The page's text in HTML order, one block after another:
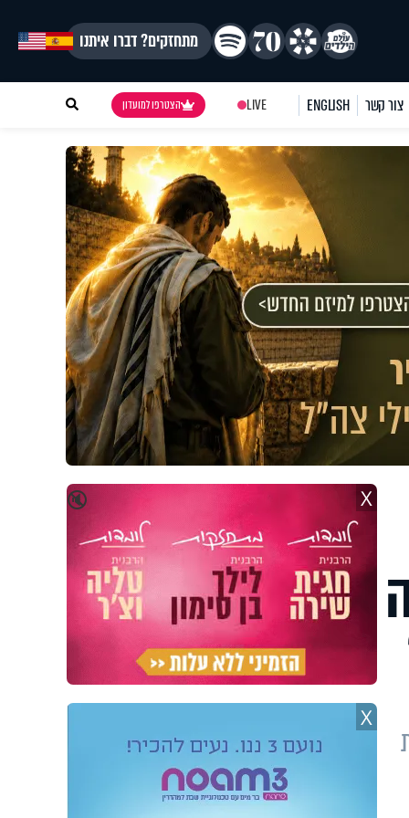
מתחזקים? דברו איתנו
צור קשר ENGLISH
LIVE הצטרפו למועדון
🔇 X
X